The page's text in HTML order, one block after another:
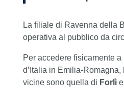
La filiale di Ravenna della
operativa al pubblico da
Per accedere fisicamente
d’Italia in Emilia-
vicine sono quella di Forlìe